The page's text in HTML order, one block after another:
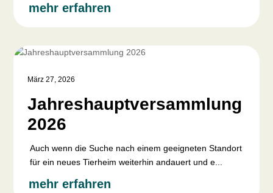
mehr erfahren
März 27, 2026
Jahreshauptversammlung
2026
Auch wenn die Suche nach einem geeigneten Standort
für ein neues Tierheim weiterhin andauert und e...
mehr erfahren